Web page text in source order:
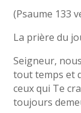
(Psaume 133
La prière du
Seigneur,
tout temps et
ceux qui Te
toujours